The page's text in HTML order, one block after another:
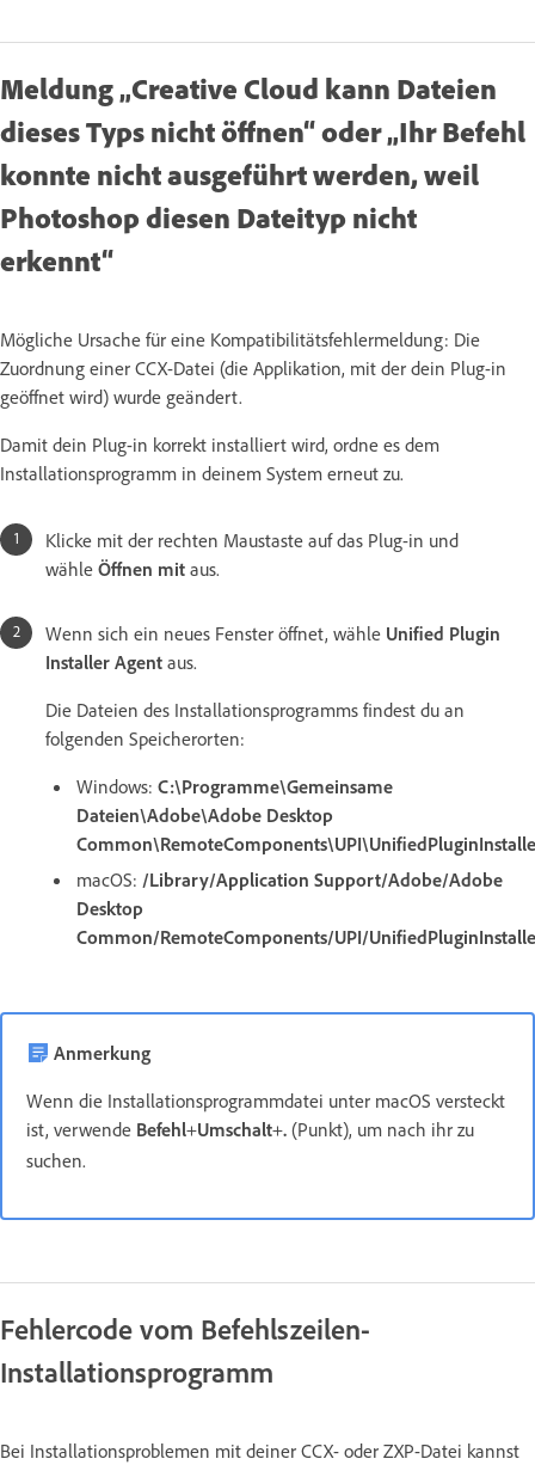
Meldung „Creative Cloud kann Dateien
dieses Typs nicht öffnen“ oder „Ihr Befehl
konnte nicht ausgeführt werden, weil
Photoshop diesen Dateityp nicht
erkennt“
Mögliche Ursache für eine Kompatibilitätsfehlermeldung: Die
Zuordnung einer CCX-Datei (die Applikation, mit der dein Plug-in
geöffnet wird) wurde geändert.
Damit dein Plug-in korrekt installiert wird, ordne es dem
Installationsprogramm in deinem System erneut zu.
Klicke mit der rechten Maustaste auf das Plug-in und
wähle Öffnen mit aus.
Wenn sich ein neues Fenster öffnet, wähle Unified Plugin
Installer Agent aus.
Die Dateien des Installationsprogramms findest du an
folgenden Speicherorten:
Windows: C:\Programme\Gemeinsame
Dateien\Adobe\Adobe Desktop
macOS: /Library/Application Support/Adobe/Adobe
Desktop
Common/RemoteComponents/UPI/
Anmerkung
Wenn die Installationsprogrammdatei unter macOS versteckt
ist, verwende Befehl+Umschalt+. (Punkt), um nach ihr zu
suchen.
Fehlercode vom Befehlszeilen-
Installationsprogramm
Bei Installationsproblemen mit deiner CCX- oder ZXP-Datei kannst